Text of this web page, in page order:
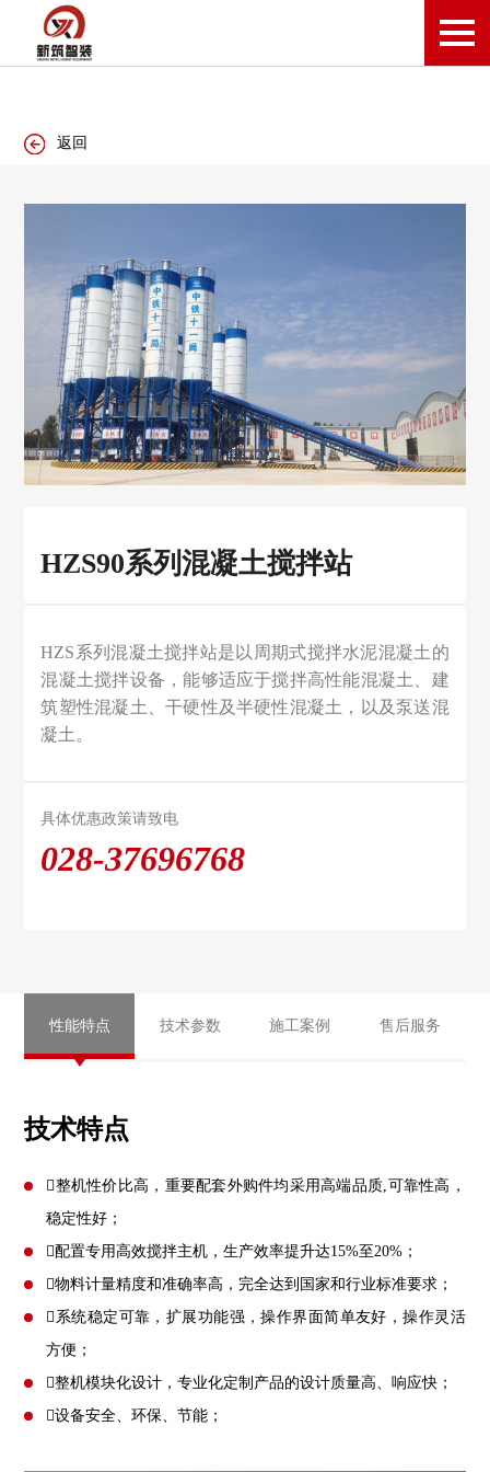
乐鱼平台网页版,乐鱼leyu（中国）
返回
HZS90系列混凝土搅拌站
HZS系列混凝土搅拌站是以周期式搅拌水泥混凝土的
混凝土搅拌设备，能够适应于搅拌高性能混凝土、建
筑塑性混凝土、干硬性及半硬性混凝土，以及泵送混
凝土。
具体优惠政策请致电
028-37696768
性能特点 技术参数 施工案例 售后服务
技术特点
整机性价比高，重要配套外购件均采用高端品质,可靠性高，
稳定性好；
配置专用高效搅拌主机，生产效率提升达15%至20%；
物料计量精度和准确率高，完全达到国家和行业标准要求；
系统稳定可靠，扩展功能强，操作界面简单友好，操作灵活
方便；
整机模块化设计，专业化定制产品的设计质量高、响应快；
设备安全、环保、节能；